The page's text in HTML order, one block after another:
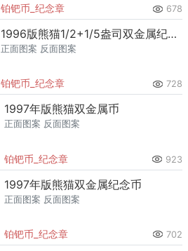
铂钯币_纪念章 678
1996版熊猫1/2+1/5盎司双金属纪念币
正面图案 反面图案
铂钯币_纪念章 728
1997年版熊猫双金属币
正面图案 反面图案
铂钯币_纪念章 923
1997年版熊猫双金属纪念币
正面图案 反面图案
铂钯币_纪念章 702